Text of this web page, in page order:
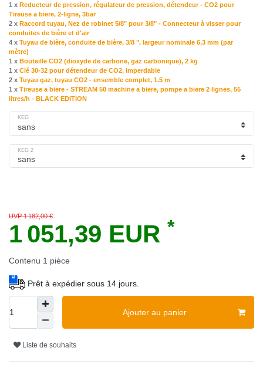
1 x Reducteur de pression, régulateur de pression, détendeur - CO2 pour
Tireuse a biere, 2-ligne, 3bar
2 x Raccord tuyau, Nez de robinet 5/8" pour 3/8" - Connecteur à visser pour
conduites de bière et d'air
4 x Tuyau de bière, conduite de bière, 3/8 ", largeur nominale 6,3 mm (par
mètre)
1 x Bouteille CO2 (dioxyde de carbone, gaz carbonique), 2 kg
1 x Clé 30-32 pour détendeur de CO2, imperdable
2 x Tuyau gaz, tuyau CO2 - ensemble complet, 1.5 m
1 x Tireuse a biere - STREAM 50 machine a biere, pompe a biere 2 lignes, 55
litres/h - BLACK EDITION
KEG
KEG 2
UVP 1 182,00 €
1 051,39 EUR *
Contenu 1 pièce
Prêt à expédier sous 14 jours.
Ajouter au panier
Liste de souhaits